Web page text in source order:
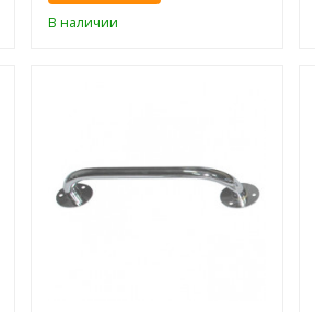
В наличии